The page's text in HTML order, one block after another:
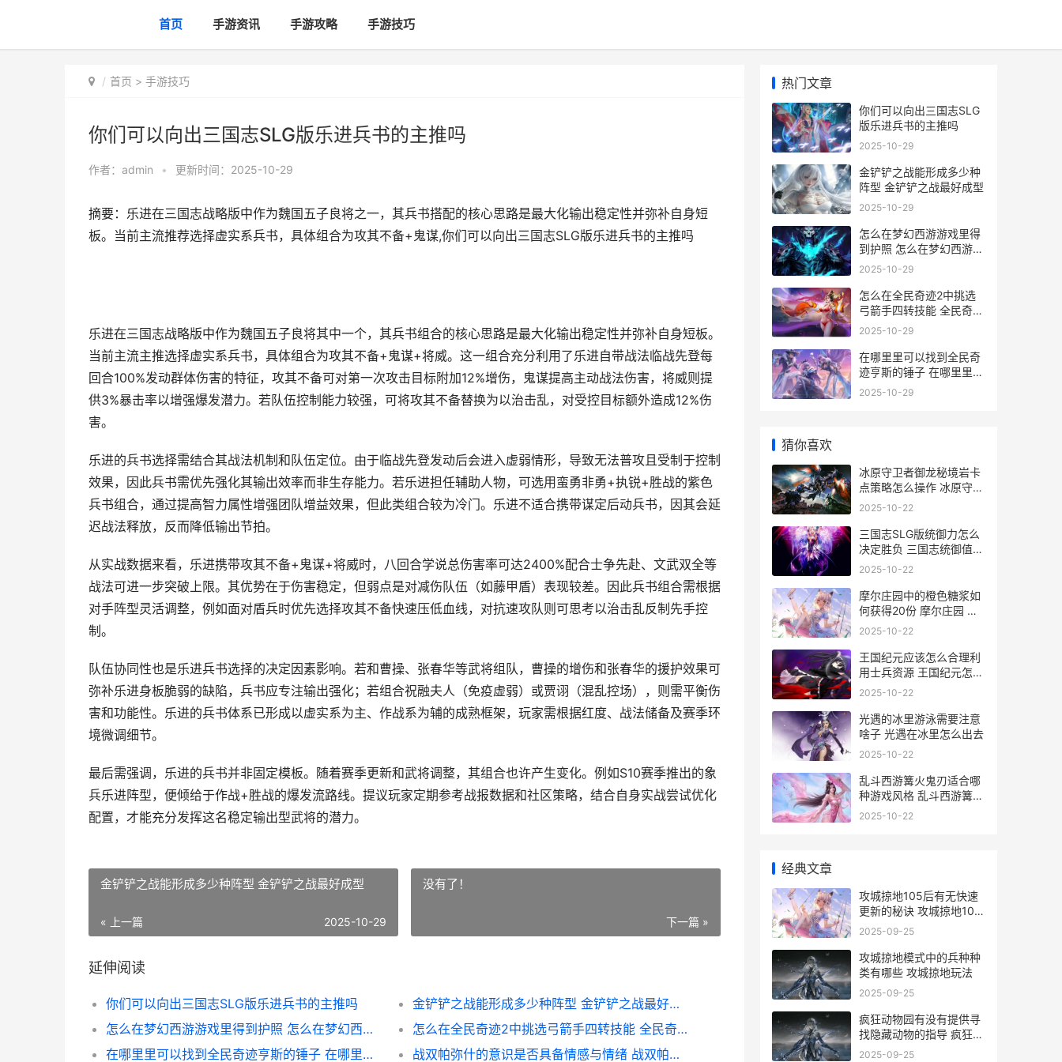
首页 手游资讯 手游攻略 手游技巧
首页 > 手游技巧
你们可以向出三国志SLG版乐进兵书的主推吗
作者： admin • 更新时间：2025-10-29
摘要：乐进在三国志战略版中作为魏国五子良将之一，其兵书搭配的核心思路是最大化输出稳定性并弥补自身短
板。当前主流推荐选择虚实系兵书，具体组合为攻其不备+鬼谋,你们可以向出三国志SLG版乐进兵书的主推吗
乐进在三国志战略版中作为魏国五子良将其中一个，其兵书组合的核心思路是最大化输出稳定性并弥补自身短板。
当前主流主推选择虚实系兵书，具体组合为攻其不备+鬼谋+将威。这一组合充分利用了乐进自带战法临战先登每
回合100%发动群体伤害的特征，攻其不备可对第一次攻击目标附加12%增伤，鬼谋提高主动战法伤害，将威则提
供3%暴击率以增强爆发潜力。若队伍控制能力较强，可将攻其不备替换为以治击乱，对受控目标额外造成12%伤
害。
乐进的兵书选择需结合其战法机制和队伍定位。由于临战先登发动后会进入虚弱情形，导致无法普攻且受制于控制
效果，因此兵书需优先强化其输出效率而非生存能力。若乐进担任辅助人物，可选用蛮勇非勇+执锐+胜战的紫色
兵书组合，通过提高智力属性增强团队增益效果，但此类组合较为冷门。乐进不适合携带谋定后动兵书，因其会延
迟战法释放，反而降低输出节拍。
从实战数据来看，乐进携带攻其不备+鬼谋+将威时，八回合学说总伤害率可达2400%配合士争先赴、文武双全等
战法可进一步突破上限。其优势在于伤害稳定，但弱点是对减伤队伍（如藤甲盾）表现较差。因此兵书组合需根据
对手阵型灵活调整，例如面对盾兵时优先选择攻其不备快速压低血线，对抗速攻队则可思考以治击乱反制先手控
制。
队伍协同性也是乐进兵书选择的决定因素影响。若和曹操、张春华等武将组队，曹操的增伤和张春华的援护效果可
弥补乐进身板脆弱的缺陷，兵书应专注输出强化；若组合祝融夫人（免疫虚弱）或贾诩（混乱控场），则需平衡伤
害和功能性。乐进的兵书体系已形成以虚实系为主、作战系为辅的成熟框架，玩家需根据红度、战法储备及赛季环
境微调细节。
最后需强调，乐进的兵书并非固定模板。随着赛季更新和武将调整，其组合也许产生变化。例如S10赛季推出的象
兵乐进阵型，便倾给于作战+胜战的爆发流路线。提议玩家定期参考战报数据和社区策略，结合自身实战尝试优化
配置，才能充分发挥这名稳定输出型武将的潜力。
金铲铲之战能形成多少种阵型 金铲铲之战最好成型
« 上一篇 2025-10-29
没有了！
下一篇 »
延伸阅读
你们可以向出三国志SLG版乐进兵书的主推吗
金铲铲之战能形成多少种阵型 金铲铲之战最好成型
怎么在梦幻西游游戏里得到护照 怎么在梦幻西游里赚钱
怎么在全民奇迹2中挑选弓箭手四转技能 全民奇迹如何快速赚钱
在哪里里可以找到全民奇迹亨斯的锤子 在哪里里可以找顺丰车
战双帕弥什的意识是否具备情感与情绪 战双帕弥什意识位置有讲究吗
热门文章
你们可以向出三国志SLG
版乐进兵书的主推吗
2025-10-29
金铲铲之战能形成多少种
阵型 金铲铲之战最好成型
2025-10-29
怎么在梦幻西游游戏里得
到护照 怎么在梦幻西游里
赚钱
2025-10-29
怎么在全民奇迹2中挑选
弓箭手四转技能 全民奇迹
如何快速赚钱
2025-10-29
在哪里里可以找到全民奇
迹亨斯的锤子 在哪里里可
以找顺丰车
2025-10-29
猜你喜欢
冰原守卫者御龙秘境岩卡
点策略怎么操作 冰原守卫
者龙的驯化值
2025-10-22
三国志SLG版统御力怎么
决定胜负 三国志统御值怎
么提升
2025-10-22
摩尔庄园中的橙色糖浆如
何获得20份 摩尔庄园 橙
色
2025-10-22
王国纪元应该怎么合理利
用士兵资源 王国纪元怎么
存粮食
2025-10-22
光遇的冰里游泳需要注意
啥子 光遇在冰里怎么出去
2025-10-22
乱斗西游篝火鬼刃适合哪
种游戏风格 乱斗西游篝火
最佳阵容
2025-10-22
经典文章
攻城掠地105后有无快速
更新的秘诀 攻城掠地105
后快速升级
2025-09-25
攻城掠地模式中的兵种种
类有哪些 攻城掠地玩法
2025-09-25
疯狂动物园有没有提供寻
找隐藏动物的指导 疯狂动
物园有没有电脑版
2025-09-25